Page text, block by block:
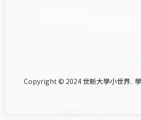
Copyright © 2024 世新大學小世界.